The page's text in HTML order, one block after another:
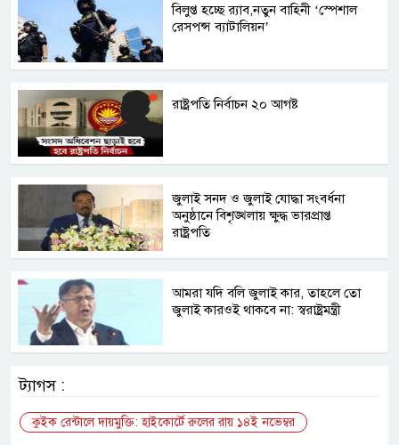
বিলুপ্ত হচ্ছে র‍্যাব,নতুন বাহিনী ‘স্পেশাল
রেসপন্স ব্যাটালিয়ন’
রাষ্ট্রপতি নির্বাচন ২০ আগষ্ট
জুলাই সনদ ও জুলাই যোদ্ধা সংবর্ধনা
অনুষ্ঠানে বিশৃঙ্খলায় ক্ষুদ্ধ ভারপ্রাপ্ত
রাষ্ট্রপতি
আমরা যদি বলি জুলাই কার, তাহলে তো
জুলাই কারওই থাকবে না: স্বরাষ্ট্রমন্ত্রী
ট্যাগস :
কুইক রেন্টালে দায়মুক্তি: হাইকোর্টে রুলের রায় ১৪ই নভেম্বর